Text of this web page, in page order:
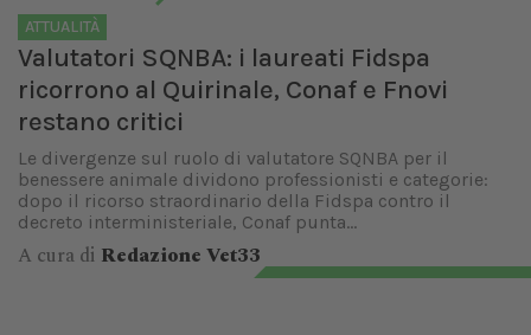
ATTUALITÀ
Valutatori SQNBA: i laureati Fidspa
ricorrono al Quirinale, Conaf e Fnovi
restano critici
Le divergenze sul ruolo di valutatore SQNBA per il
benessere animale dividono professionisti e categorie:
dopo il ricorso straordinario della Fidspa contro il
decreto interministeriale, Conaf punta...
A cura di Redazione Vet33